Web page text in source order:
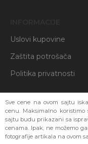
Uslovi kupovine
Zaštita potrošača
Politika privatnosti
Sve cene na ovom sajtu
cenu. Maksimalno
sajtu budu prikazani sa
cenama. Ipak, ne možemo
fotografije artikala na ovom